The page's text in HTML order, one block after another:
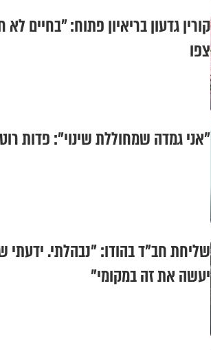
קורין גדעון בריאיון פתוח:
צפו
"אני גמדה שמחוללת שינוי": פדות
שליחת חב"ד בהודו: "נבהלתי.
יעשה את זה במקומי"